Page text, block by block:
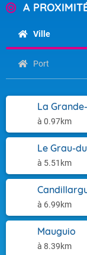
A
Ville
Port
La
à 0.97km
Le Grau-
à 5.51km
à 6.99km
Mauguio
à 8.39km